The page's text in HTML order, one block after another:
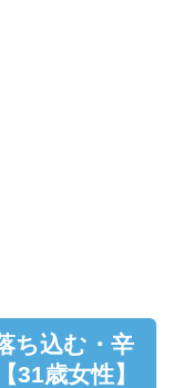
ち込む・辛
31歳女性】